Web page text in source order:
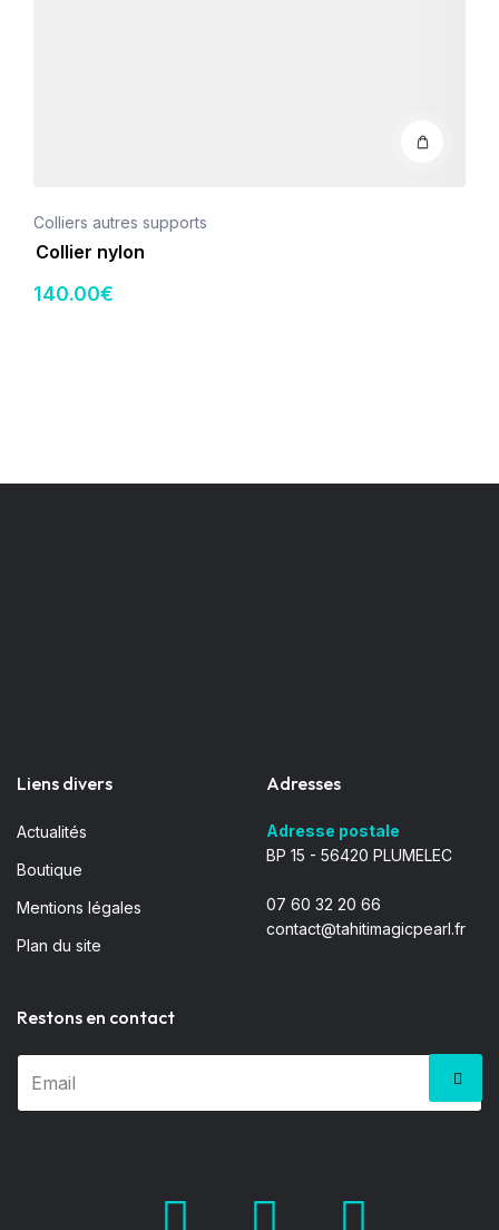
Colliers autres supports
Collier nylon
140.00€
Liens divers
Actualités
Boutique
Mentions légales
Plan du site
Adresses
Adresse postale
BP 15 - 56420 PLUMELEC
07 60 32 20 66
contact@tahitimagicpearl.fr
Restons en contact